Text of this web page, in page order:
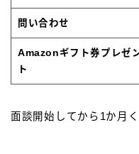
問い合わせ
Amazonギフト券プレゼ
ト
面談開始してから1か月